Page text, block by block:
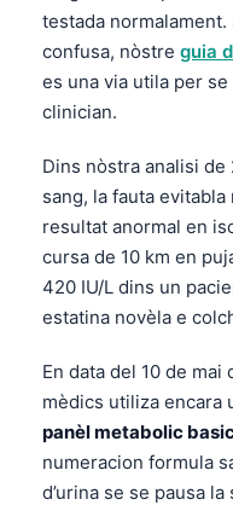
testada
confusa, nòstre guia
es una via utila per
clinician.
Dins nòstra analisi de
sang, la fauta
resultat anormal en
cursa de 10 km en
420 IU/L dins un
estatina novèla e
En data del 10 de
mèdics utiliza encara
panèl metabolic
numeracion formula
d’urina se se pausa